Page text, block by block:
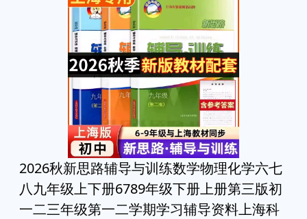
2026秋新思路辅导与训练数学物理化学六七
八九年级上下册6789年级下册上册第三版初
一二三年级第一二学期学习辅导资料上海科